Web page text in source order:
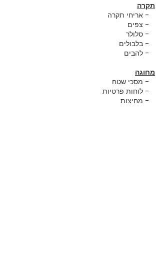
תקרה
- אריחי תקרה
- צפים
- סלולר
- בלבולים
- להבים
מחוגה
- מסכי שטח
- לוחות פרטיות
- מחיצות